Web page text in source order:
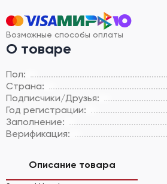
Возможные способы оплаты
О товаре
Пол:
Страна:
Подписчики/Друзья:
Год регистрации:
Заполнение:
Верификация:
Описание товара